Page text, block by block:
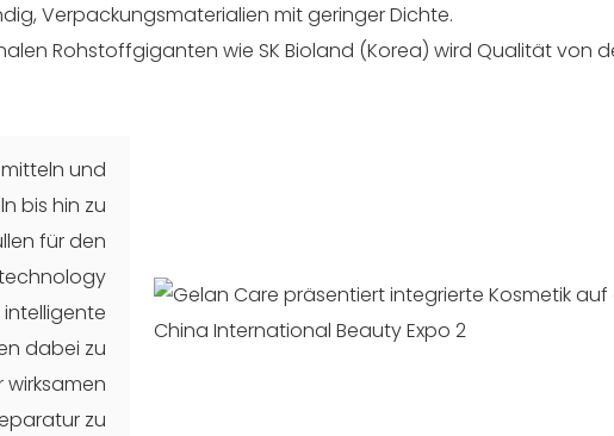
Verpackungsmaterialien mit geringer Dichte.
Rohstoffgiganten wie SK Bioland (Korea) wird Qualität von
und
bis hin zu
für den
dabei zu
wirksamen
zu